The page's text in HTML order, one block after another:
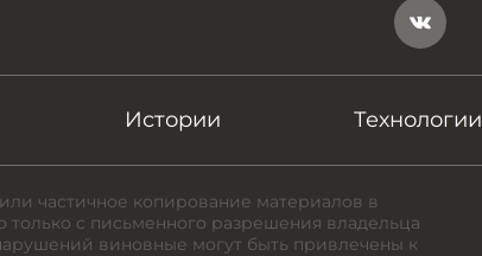
Истории Технологии
частичное копирование материалов в
с письменного разрешения владельца
виновные могут быть привлечены к